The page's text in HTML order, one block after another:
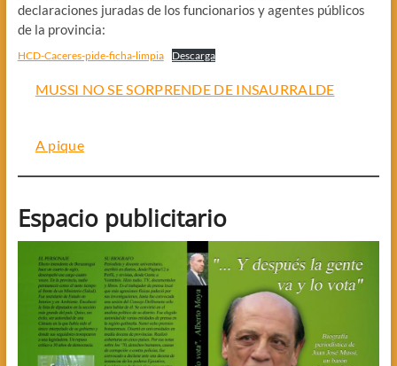
declaraciones juradas de los funcionarios y agentes públicos
de la provincia:
HCD-Caceres-pide-ficha-limpia Descarga
MUSSI NO SE SORPRENDE DE INSAURRALDE
A pique
Espacio publicitario